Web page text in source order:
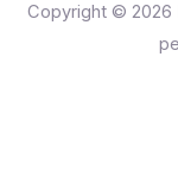
Copyright © 2026